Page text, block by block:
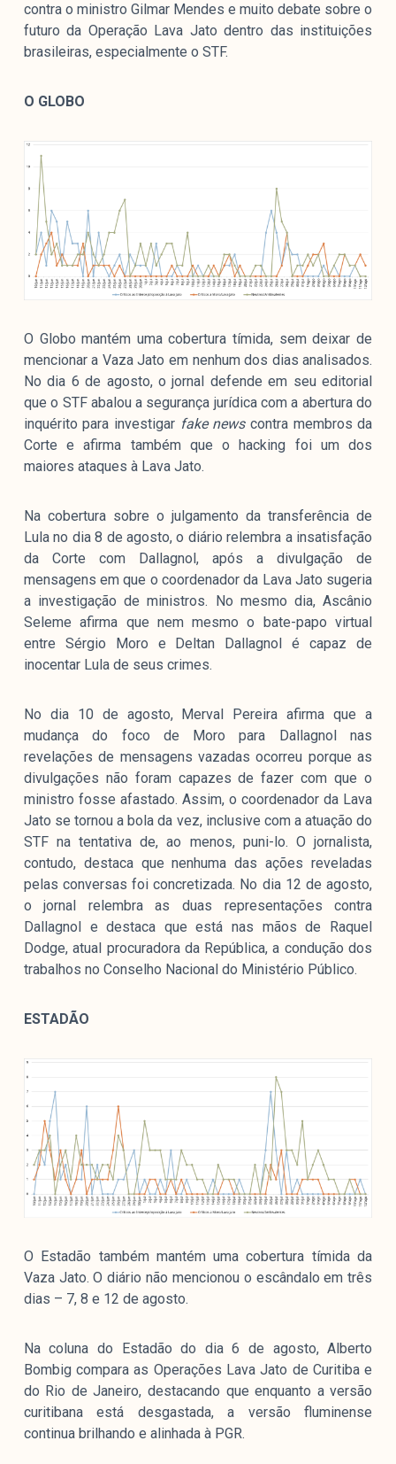
contra o ministro Gilmar Mendes e muito debate sobre o
futuro da Operação Lava Jato dentro das instituições
brasileiras, especialmente o STF.
O GLOBO
O Globo mantém uma cobertura tímida, sem deixar de
mencionar a Vaza Jato em nenhum dos dias analisados.
No dia 6 de agosto, o jornal defende em seu editorial
que o STF abalou a segurança jurídica com a abertura do
inquérito para investigar fake newscontra membros da
Corte e afirma também que o hacking foi um dos
maiores ataques à Lava Jato.
Na cobertura sobre o julgamento da transferência de
Lula no dia 8 de agosto, o diário relembra a insatisfação
da Corte com Dallagnol, após a divulgação de
mensagens em que o coordenador da Lava Jato sugeria
a investigação de ministros. No mesmo dia, Ascânio
Seleme afirma que nem mesmo o bate-papo virtual
entre Sérgio Moro e Deltan Dallagnol é capaz de
inocentar Lula de seus crimes.
No dia 10 de agosto, Merval Pereira afirma que a
mudança do foco de Moro para Dallagnol nas
revelações de mensagens vazadas ocorreu porque as
divulgações não foram capazes de fazer com que o
ministro fosse afastado. Assim, o coordenador da Lava
Jato se tornou a bola da vez, inclusive com a atuação do
STF na tentativa de, ao menos, puni-lo. O jornalista,
contudo, destaca que nenhuma das ações reveladas
pelas conversas foi concretizada. No dia 12 de agosto,
o jornal relembra as duas representações contra
Dallagnol e destaca que está nas mãos de Raquel
Dodge, atual procuradora da República, a condução dos
trabalhos no Conselho Nacional do Ministério Público.
ESTADÃO
O Estadão também mantém uma cobertura tímida da
Vaza Jato. O diário não mencionou o escândalo em três
dias – 7, 8 e 12 de agosto.
Na coluna do Estadão do dia 6 de agosto, Alberto
Bombig compara as Operações Lava Jato de Curitiba e
do Rio de Janeiro, destacando que enquanto a versão
curitibana está desgastada, a versão fluminense
continua brilhando e alinhada à PGR.